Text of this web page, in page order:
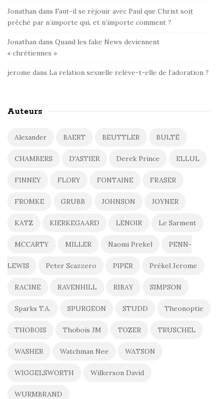
Jonathan dans Faut-il se réjouir avec Paul que Christ soit
prêché par n’importe qui, et n’importe comment ?
Jonathan dans Quand les fake News deviennent
« chrétiennes »
jerome dans La relation sexuelle relève-t-elle de l’adoration ?
Auteurs
Alexander BAERT BEUTTLER BULTÉ
CHAMBERS D'ASTIER Derek Prince ELLUL
FINNEY FLORY FONTAINE FRASER
FROMKE GRUBB JOHNSON JOYNER
KATZ KIERKEGAARD LENOIR Le Sarment
MCCARTY MILLER Naomi Prekel PENN-
LEWIS Peter Scazzero PIPER Prékel Jerome
RACINE RAVENHILL RIBAY SIMPSON
Sparks T.A. SPURGEON STUDD Theonoptie
THOBOIS Thobois JM TOZER TRUSCHEL
WASHER Watchman Nee WATSON
WIGGELSWORTH Wilkerson David
WURMBRAND